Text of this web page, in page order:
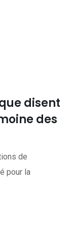
disent
des
de
pour la